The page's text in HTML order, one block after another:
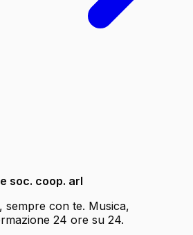
soc. coop. arl
sempre con te. Musica,
24 ore su 24.